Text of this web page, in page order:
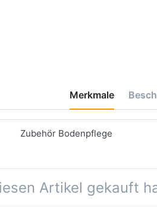
Merkmale
Zubehör Bodenpflege
Artikel gekauft